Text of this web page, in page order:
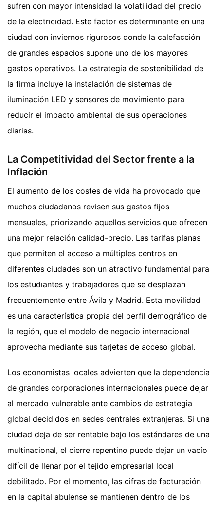
sufren con mayor intensidad la volatilidad del precio
de la electricidad. Este factor es determinante en una
ciudad con inviernos rigurosos donde la calefacción
de grandes espacios supone uno de los mayores
gastos operativos. La estrategia de sostenibilidad de
la firma incluye la instalación de sistemas de
iluminación LED y sensores de movimiento para
reducir el impacto ambiental de sus operaciones
diarias.
La Competitividad del Sector frente a la
Inflación
El aumento de los costes de vida ha provocado que
muchos ciudadanos revisen sus gastos fijos
mensuales, priorizando aquellos servicios que ofrecen
una mejor relación calidad-precio. Las tarifas planas
que permiten el acceso a múltiples centros en
diferentes ciudades son un atractivo fundamental para
los estudiantes y trabajadores que se desplazan
frecuentemente entre Ávila y Madrid. Esta movilidad
es una característica propia del perfil demográfico de
la región, que el modelo de negocio internacional
aprovecha mediante sus tarjetas de acceso global.
Los economistas locales advierten que la dependencia
de grandes corporaciones internacionales puede dejar
al mercado vulnerable ante cambios de estrategia
global decididos en sedes centrales extranjeras. Si una
ciudad deja de ser rentable bajo los estándares de una
multinacional, el cierre repentino puede dejar un vacío
difícil de llenar por el tejido empresarial local
debilitado. Por el momento, las cifras de facturación
en la capital abulense se mantienen dentro de los